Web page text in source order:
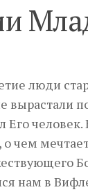
люди
вырастали
человек.
чем
нам в